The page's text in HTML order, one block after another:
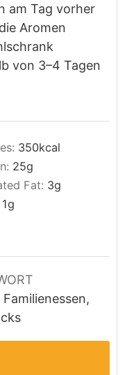
am Tag vorher
Aromen
von 3–4 Tagen
350kcal
25g
Fat: 3g
1g